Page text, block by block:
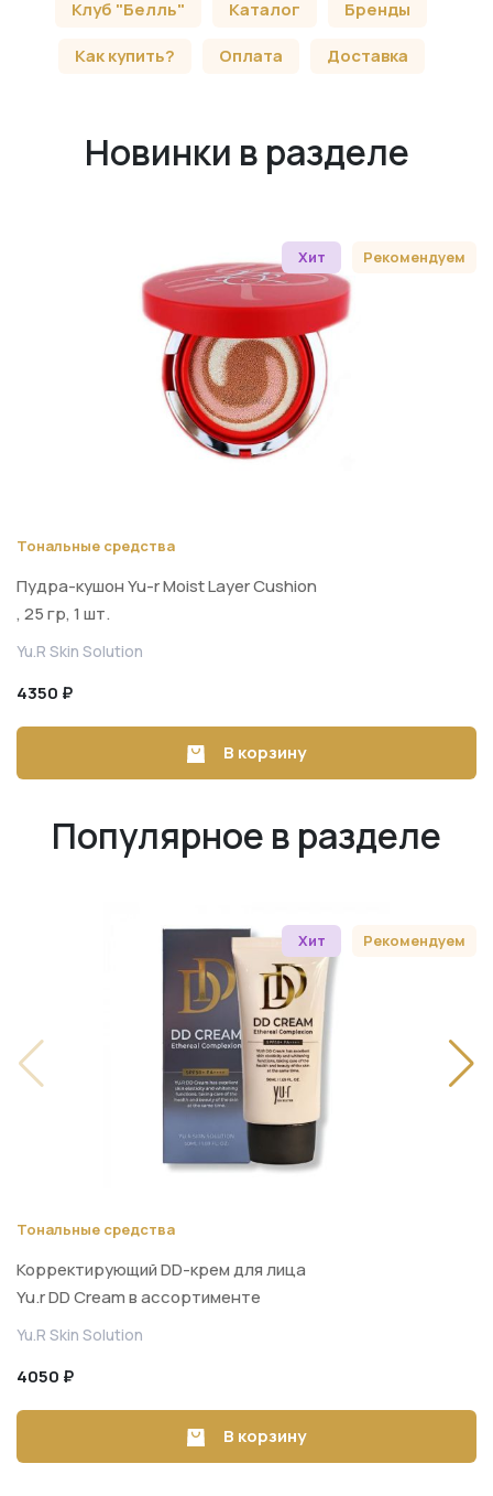
Клуб "Белль" Каталог
Бренды
Как купить?
Оплата Доставка
Новинки в разделе
Хит Рекомендуем
Тональные средства
Пудра-кушон Yu-r Moist Layer Cushion
, 25 гр, 1 шт.
Yu.R Skin Solution
4350 ₽
В корзину
Популярное в разделе
Хит Рекомендуем
Тональные средства
Корректирующий DD-крем для лица
Yu.r DD Cream в ассортименте
(SPF50+, PA++++, 50 мл)
Yu.R Skin Solution
4050 ₽
В корзину